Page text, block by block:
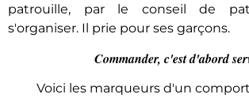
patrouille, par le conseil de
s'organiser. Il prie pour ses garçons.
Commander, c'est d'abord
Voici les marqueurs d'un